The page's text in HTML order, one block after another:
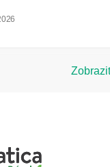
obchodu je 5 z 5